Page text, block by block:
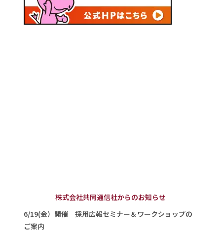
株式会社共同通信社からのお知らせ
6/19(金）開催 採用広報セミナー＆ワークショップの
ご案内